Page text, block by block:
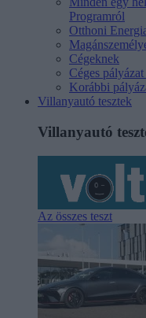
Programról
Otthoni
Cégeknek
Céges
Korábbi
Villanyautó tesztek
Villanyautó
Az összes teszt